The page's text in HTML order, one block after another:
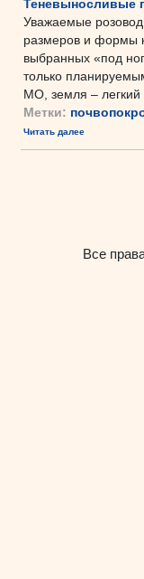
Теневыносливые
Уважаемые
размеров и формы
выбранных «под
только
МО, земля – легкий
Метки:
Читать далее
Все